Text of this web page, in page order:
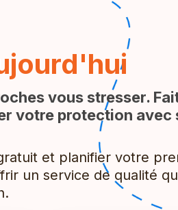
vous stresser.
votre protection avec
et planifier votre
un service de qualité